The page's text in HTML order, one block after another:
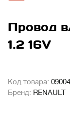
Провод
1.2 16V
Код товара:
Бренд: RENAULT